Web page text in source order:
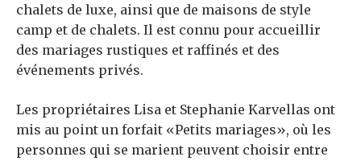
chalets de luxe, ainsi que de maisons de style
camp et de chalets. Il est connu pour accueillir
des mariages rustiques et raffinés et des
événements privés.
Les propriétaires Lisa et Stephanie Karvellas ont
mis au point un forfait «Petits mariages», où les
personnes qui se marient peuvent choisir entre